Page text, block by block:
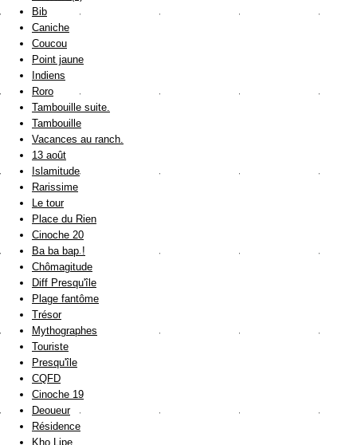
Bib
Caniche
Coucou
Point jaune
Indiens
Roro
Tambouille suite.
Tambouille
Vacances au ranch.
13 août
Islamitude
Rarissime
Le tour
Place du Rien
Cinoche 20
Ba ba bap !
Chômagitude
Diff Presqu'île
Plage fantôme
Trésor
Mythographes
Touriste
Presqu'île
CQFD
Cinoche 19
Deoueur
Résidence
Kho Lipe